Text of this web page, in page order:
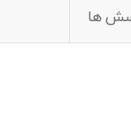
ها